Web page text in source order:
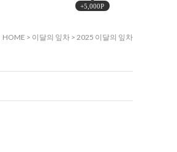
+5,000P
HOME > 이달의 잎차 > 2025 이달의 잎차